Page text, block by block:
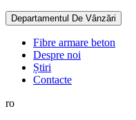
Departamentul De Vânzări
Fibre armare beton
Despre noi
Știri
Contacte
ro